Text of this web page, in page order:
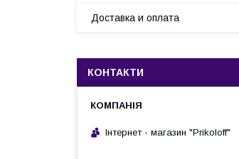
Доставка и оплата
КОНТАКТИ
Інтернет - магазин "Prikoloff"